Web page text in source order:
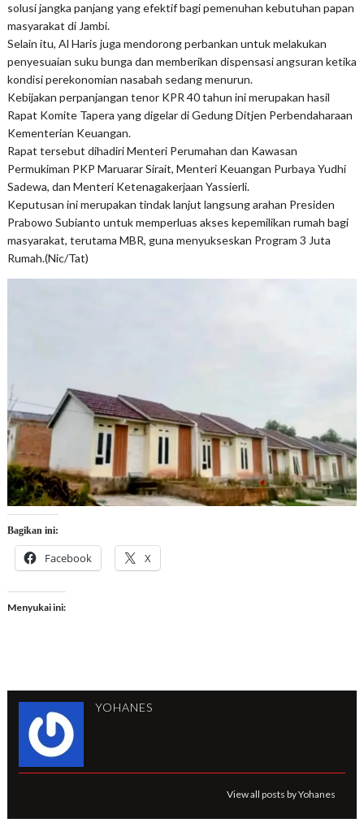
solusi jangka panjang yang efektif bagi pemenuhan kebutuhan papan
masyarakat di Jambi.
Selain itu, Al Haris juga mendorong perbankan untuk melakukan
penyesuaian suku bunga dan memberikan dispensasi angsuran ketika
kondisi perekonomian nasabah sedang menurun.
Kebijakan perpanjangan tenor KPR 40 tahun ini merupakan hasil
Rapat Komite Tapera yang digelar di Gedung Ditjen Perbendaharaan
Kementerian Keuangan.
Rapat tersebut dihadiri Menteri Perumahan dan Kawasan
Permukiman PKP Maruarar Sirait, Menteri Keuangan Purbaya Yudhi
Sadewa, dan Menteri Ketenagakerjaan Yassierli.
Keputusan ini merupakan tindak lanjut langsung arahan Presiden
Prabowo Subianto untuk memperluas akses kepemilikan rumah bagi
masyarakat, terutama MBR, guna menyukseskan Program 3 Juta
Rumah.(Nic/Tat)
Bagikan ini:
Facebook X
Menyukai ini:
YOHANES
View all posts by Yohanes